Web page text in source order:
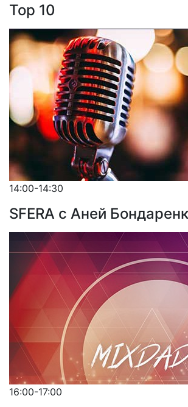
Top 10
14:00-14:30
SFERA с Аней
16:00-17:00